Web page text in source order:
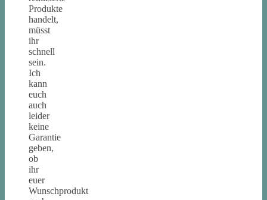
Produkte
handelt,
müsst
ihr
schnell
sein.
Ich
kann
euch
auch
leider
keine
Garantie
geben,
ob
ihr
euer
Wunschprodukt